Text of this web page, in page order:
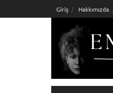
to
Giriş Hakkımızda